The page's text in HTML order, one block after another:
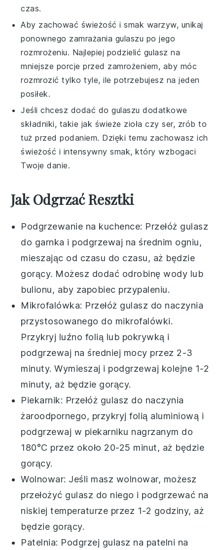
czas.
Aby zachować świeżość i smak warzyw, unikaj
ponownego zamrażania gulaszu po jego
rozmrożeniu. Najlepiej podzielić gulasz na
mniejsze porcje przed zamrożeniem, aby móc
rozmrozić tylko tyle, ile potrzebujesz na jeden
posiłek.
Jeśli chcesz dodać do gulaszu dodatkowe
składniki, takie jak świeże zioła czyser, zrób to
tuż przed podaniem. Dzięki temu zachowasz ich
świeżość i intensywny smak, który wzbogaci
Twoje danie.
Jak Odgrzać Resztki
Podgrzewanie na kuchence: Przełóż gulasz
do garnka i podgrzewaj na średnim ogniu,
mieszając od czasu do czasu, aż będzie
gorący. Możesz dodać odrobinęwody lub
bulionu, aby zapobiec przypaleniu.
Mikrofalówka: Przełóż gulasz do naczynia
przystosowanego do mikrofalówki.
Przykryj luźno folią lub pokrywką i
podgrzewaj na średniej mocy przez 2-3
minuty. Wymieszaj i podgrzewaj kolejne 1-2
minuty, aż będzie gorący.
Piekarnik: Przełóż gulasz do naczynia
żaroodpornego, przykryj folią aluminiową i
podgrzewaj w piekarniku nagrzanym do
180°C przez około 20-25 minut, aż będzie
gorący.
Wolnowar: Jeśli masz wolnowar, możesz
przełożyć gulasz do niego i podgrzewać na
niskiej temperaturze przez 1-2 godziny, aż
będzie gorący.
Patelnia: Podgrzej gulasz na patelni na